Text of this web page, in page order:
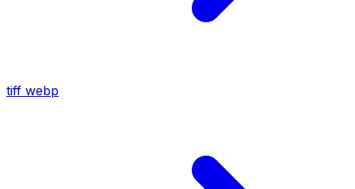
tiff webp